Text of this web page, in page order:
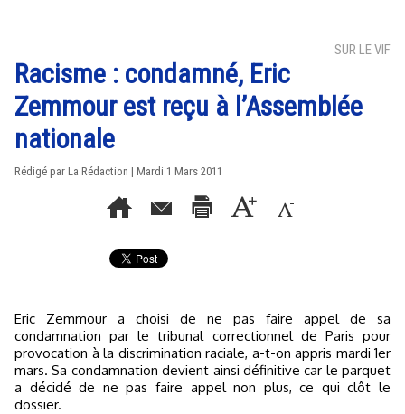
SUR LE VIF
Racisme : condamné, Eric
Zemmour est reçu à l’Assemblée
nationale
Rédigé par La Rédaction | Mardi 1 Mars 2011
Eric Zemmour a choisi de ne pas faire appel de sa
condamnation par le tribunal correctionnel de Paris pour
provocation à la discrimination raciale, a-t-on appris mardi 1er
mars. Sa condamnation devient ainsi définitive car le parquet
a décidé de ne pas faire appel non plus, ce qui clôt le
dossier.